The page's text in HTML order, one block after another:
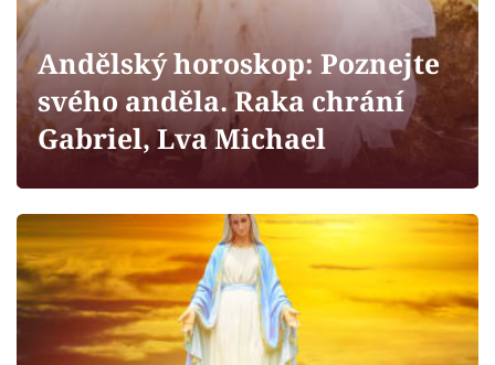
Sledujte prima+
Filmový festival Karlovy Vary
Mámy sobě
Přihlášení
Andělský horoskop: Poznejte
svého anděla. Raka chrání
Gabriel, Lva Michael